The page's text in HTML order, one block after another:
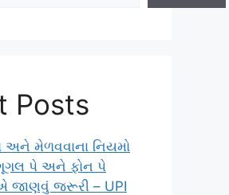
Posts
અને મેળવવાના નિયમો
પે અને ફોન પે
જાણવું જરૂરી – UPI